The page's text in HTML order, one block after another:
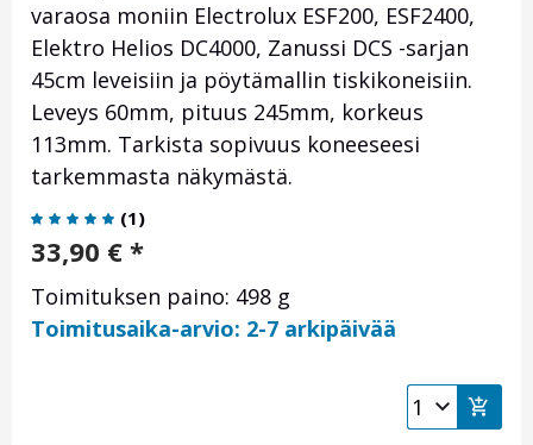
varaosa moniin Electrolux ESF200, ESF2400,
Elektro Helios DC4000, Zanussi DCS -sarjan
45cm leveisiin ja pöytämallin tiskikoneisiin.
Leveys 60mm, pituus 245mm, korkeus
113mm. Tarkista sopivuus koneeseesi
tarkemmasta näkymästä.
(1)
33,90 € *
Toimituksen paino: 498 g
Toimitusaika-arvio: 2-7 arkipäivää